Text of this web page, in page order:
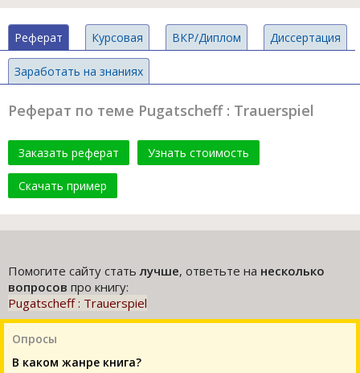
Реферат Курсовая ВКР/Диплом Диссертация
Заработать на знаниях
Реферат по теме Pugatscheff : Trauerspiel
Заказать реферат Узнать стоимость
Скачать пример
Помогите сайту статьлучше, ответьте на несколько
вопросов про книгу:
Pugatscheff : Trauerspiel
Опросы
В каком жанре книга?